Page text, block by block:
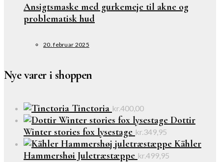
Ansigtsmaske med gurkemeje til akne og
problematisk hud
20. februar 2025
Nye varer i shoppen
Tinctoria kr.400,00
Dottir
Winter stories fox lysestage kr. 349,95
Kähler
Hammershøi Juletræstæppe kr.499,95